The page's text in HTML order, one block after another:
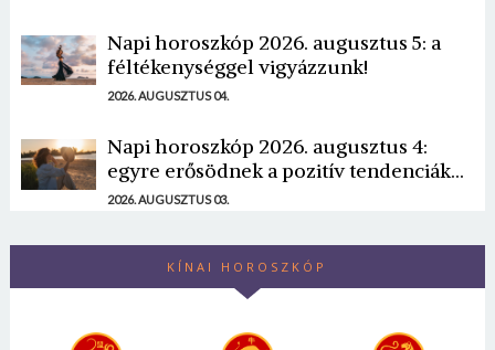
Napi horoszkóp 2026. augusztus 5: a
féltékenységgel vigyázzunk!
2026. AUGUSZTUS 04.
Napi horoszkóp 2026. augusztus 4:
egyre erősödnek a pozitív tendenciák...
2026. AUGUSZTUS 03.
KÍNAI HOROSZKÓP